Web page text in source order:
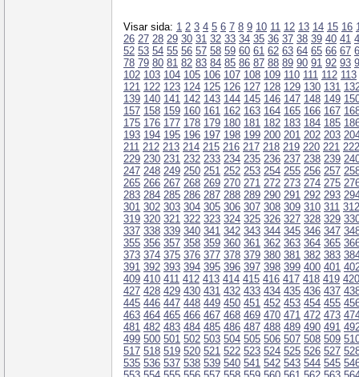
Visar sida: 1 2 3 4 5 6 7 8 9 10 11 12 13 14 15 16
26 27 28 29 30 31 32 33 34 35 36 37 38 39 40 41
52 53 54 55 56 57 58 59 60 61 62 63 64 65 66 67
78 79 80 81 82 83 84 85 86 87 88 89 90 91 92 93
102 103 104 105 106 107 108 109 110 111 112 113
121 122 123 124 125 126 127 128 129 130 131
139 140 141 142 143 144 145 146 147 148 149
157 158 159 160 161 162 163 164 165 166 167
175 176 177 178 179 180 181 182 183 184 185
193 194 195 196 197 198 199 200 201 202 203
211 212 213 214 215 216 217 218 219 220 221 222
229 230 231 232 233 234 235 236 237 238 239
247 248 249 250 251 252 253 254 255 256 257
265 266 267 268 269 270 271 272 273 274 275
283 284 285 286 287 288 289 290 291 292 293
301 302 303 304 305 306 307 308 309 310 311 312
319 320 321 322 323 324 325 326 327 328 329
337 338 339 340 341 342 343 344 345 346 347
355 356 357 358 359 360 361 362 363 364 365
373 374 375 376 377 378 379 380 381 382 383
391 392 393 394 395 396 397 398 399 400 401
409 410 411 412 413 414 415 416 417 418 419 420
427 428 429 430 431 432 433 434 435 436 437
445 446 447 448 449 450 451 452 453 454 455
463 464 465 466 467 468 469 470 471 472 473
481 482 483 484 485 486 487 488 489 490 491
499 500 501 502 503 504 505 506 507 508 509
517 518 519 520 521 522 523 524 525 526 527
535 536 537 538 539 540 541 542 543 544 545